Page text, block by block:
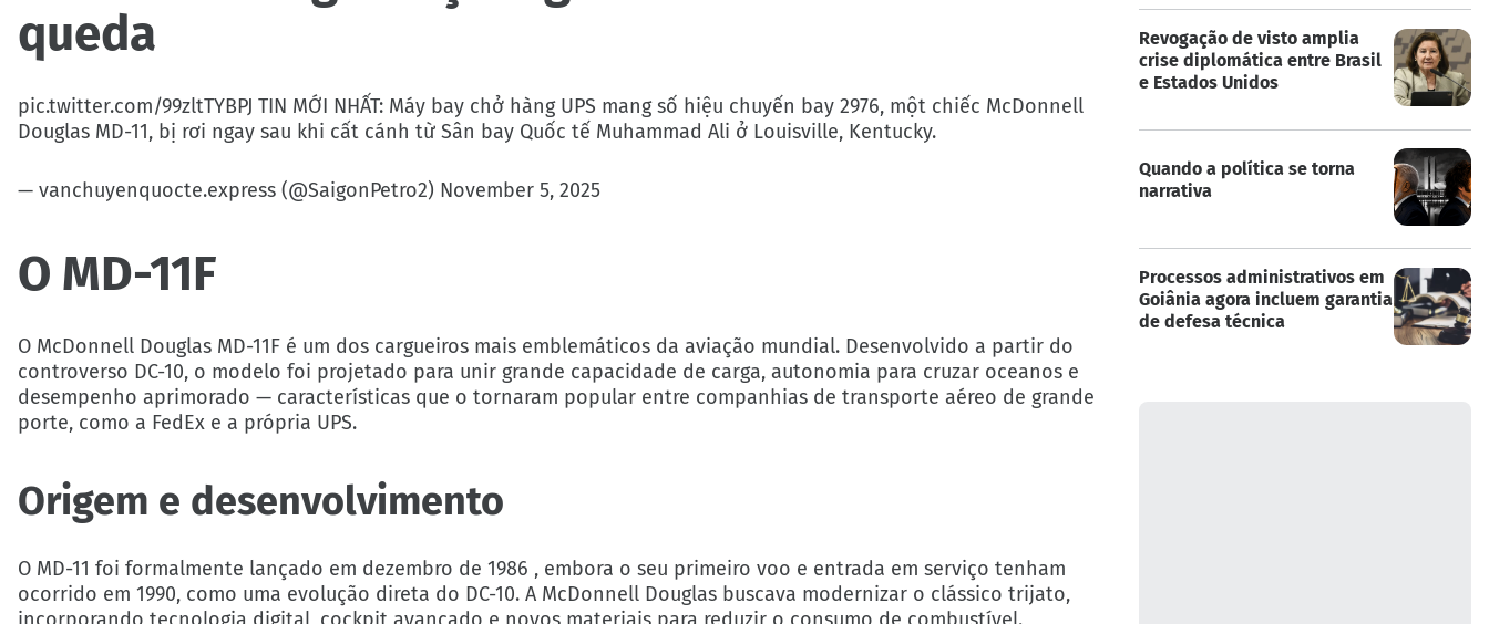
queda
pic.twitter.com/99zltTYBPJ TIN MỚI NHẤT: Máy bay chở hàng UPS mang số hiệu chuyến bay 2976, một chiếc McDonnell
Douglas MD-11, bị rơi ngay sau khi cất cánh từ Sân bay Quốc tế Muhammad Ali ở Louisville, Kentucky.
— vanchuyenquocte.express (@SaigonPetro2) November 5, 2025
O MD-11F
O McDonnell Douglas MD-11F é um dos cargueiros mais emblemáticos da aviação mundial. Desenvolvido a partir do
controverso DC-10, o modelo foi projetado para unir grande capacidade de carga, autonomia para cruzar oceanos e
desempenho aprimorado — características que o tornaram popular entre companhias de transporte aéreo de grande
porte, como a FedEx e a própria UPS.
Origem e desenvolvimento
O MD-11 foi formalmente lançado em dezembro de 1986 , embora o seu primeiro voo e entrada em serviço tenham
ocorrido em 1990, como uma evolução direta do DC-10. A McDonnell Douglas buscava modernizar o clássico trijato,
Revogação de visto amplia
crise diplomática entre Brasil
e Estados Unidos
Quando a política se torna
narrativa
Processos administrativos em
Goiânia agora incluem garantia
de defesa técnica